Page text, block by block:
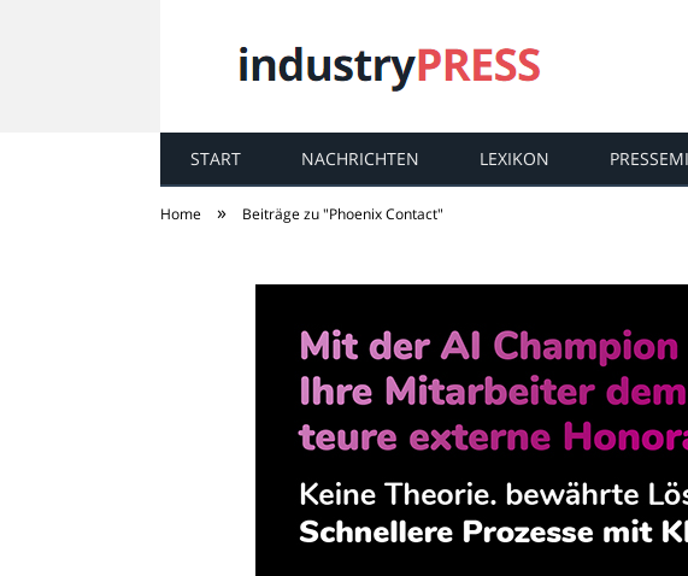
industryPRESS
START NACHRICHTEN LEXIKON
Home » Beiträge zu "Phoenix Contact"